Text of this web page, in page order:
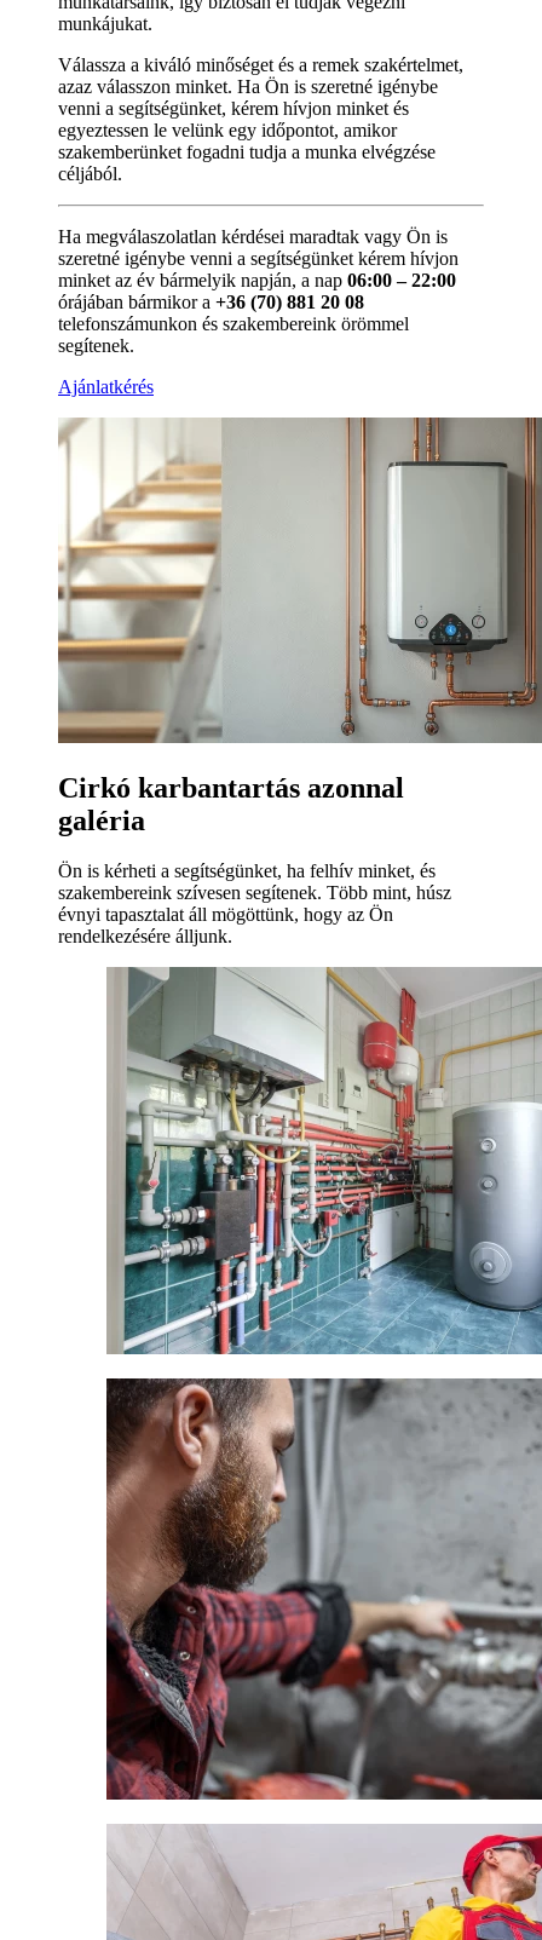
munkájukat.
Válassza a kiváló minőséget és a remek szakértelmet,
azaz válasszon minket. Ha Ön is szeretné igénybe
venni a segítségünket, kérem hívjon minket és
egyeztessen le velünk egy időpontot, amikor
szakemberünket fogadni tudja a munka elvégzése
céljából.
Ha megválaszolatlan kérdései maradtak vagy Ön is
szeretné igénybe venni a segítségünket kérem hívjon
minket az év bármelyik napján, a nap 06:00 – 22:00
órájában bármikor a +36 (70) 881 20 08
telefonszámunkon és szakembereink örömmel
segítenek.
Ajánlatkérés
Cirkó karbantartás azonnal
galéria
Ön is kérheti a segítségünket, ha felhív minket, és
szakembereink szívesen segítenek. Több mint, húsz
évnyi tapasztalat áll mögöttünk, hogy az Ön
rendelkezésére álljunk.